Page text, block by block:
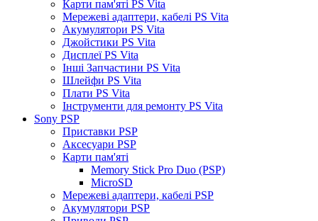
Карти пам'яті PS Vita
Мережеві адаптери, кабелі PS Vita
Акумулятори PS Vita
Джойстики PS Vita
Дисплеї PS Vita
Інші Запчастини PS Vita
Шлейфи PS Vita
Плати PS Vita
Інструменти для ремонту PS Vita
Sony PSP
Приставки PSP
Аксесуари PSP
Карти пам'яті
Memory Stick Pro Duo (PSP)
MicroSD
Мережеві адаптери, кабелі PSP
Акумулятори PSP